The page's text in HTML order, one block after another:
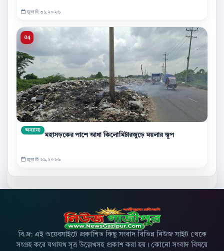
জুলাই ৩১,২০২৬
অন্যান্য
মহাসড়কের পাশে আধা কিলোমিটারজুড়ে ময়লার স্তূপ
জুলাই ২৯,২০২৬
বি.দ্র: এই ওয়েবসাইটে প্রকাশিত কিছু সংবাদ বিভিন্ন নিউজ সাইট থেকে
সংগ্রহ করে যথাযথ সূত্র উল্লেখসহ প্রকাশ করা হয়। কোনো সংবাদ বিষয়ে